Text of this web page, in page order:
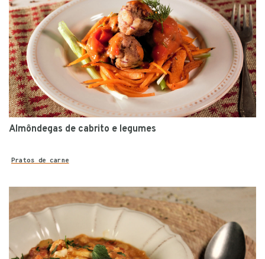
Almôndegas de cabrito e legumes
Pratos de carne